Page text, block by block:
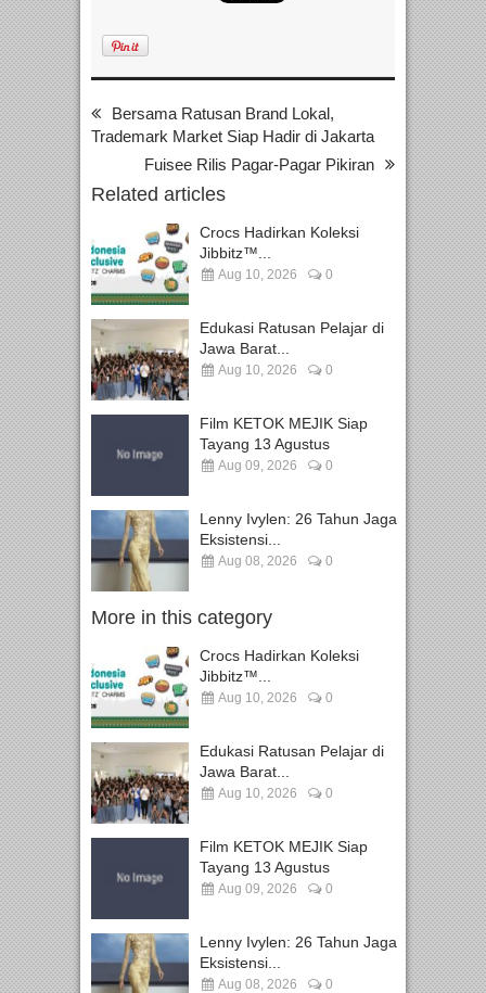
Bersama Ratusan Brand Lokal,
Trademark Market Siap Hadir di Jakarta
Fuisee Rilis Pagar-Pagar Pikiran
Related articles
Crocs Hadirkan Koleksi
Jibbitz™...
Aug 10, 2026 0
Edukasi Ratusan Pelajar di
Jawa Barat...
Aug 10, 2026 0
Film KETOK MEJIK Siap
Tayang 13 Agustus
Aug 09, 2026 0
Lenny Ivylen: 26 Tahun Jaga
Eksistensi...
Aug 08, 2026 0
More in this category
Crocs Hadirkan Koleksi
Jibbitz™...
Aug 10, 2026 0
Edukasi Ratusan Pelajar di
Jawa Barat...
Aug 10, 2026 0
Film KETOK MEJIK Siap
Tayang 13 Agustus
Aug 09, 2026 0
Lenny Ivylen: 26 Tahun Jaga
Eksistensi...
Aug 08, 2026 0